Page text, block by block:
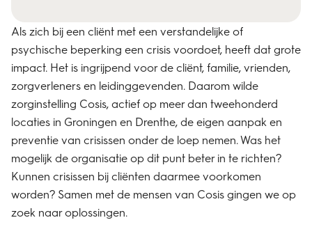
Als zich bij een cliënt met een verstandelijke of
psychische beperking een crisis voordoet, heeft dat grote
impact. Het is ingrijpend voor de cliënt, familie, vrienden,
zorgverleners en leidinggevenden. Daarom wilde
zorginstelling Cosis, actief op meer dan tweehonderd
locaties in Groningen en Drenthe, de eigen aanpak en
preventie van crisissen onder de loep nemen. Was het
mogelijk de organisatie op dit punt beter in te richten?
Kunnen crisissen bij cliënten daarmee voorkomen
worden? Samen met de mensen van Cosis gingen we op
zoek naar oplossingen.